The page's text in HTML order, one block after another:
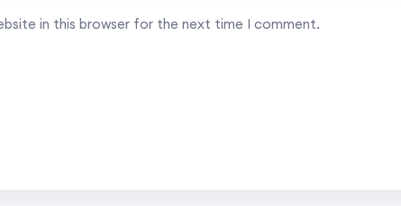
in this browser for the next time I comment.